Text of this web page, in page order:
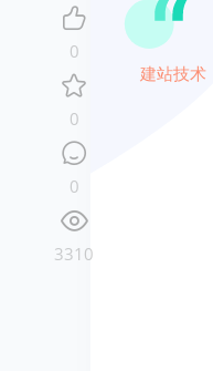
建站技术
0
0
0
3310